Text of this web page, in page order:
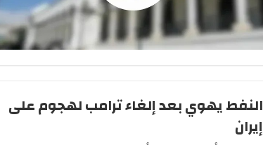
النفط يهوي بعد إلغاء ترامب لهجوم على
إيران